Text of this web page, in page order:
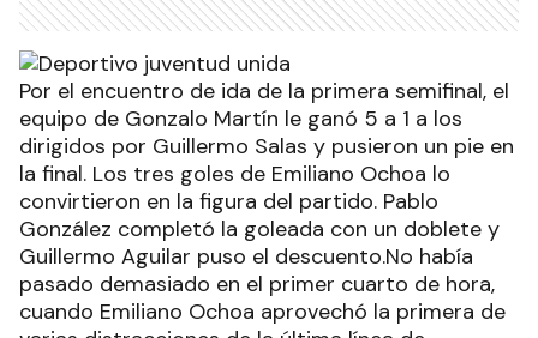
Por el encuentro de ida de la primera semifinal, el
equipo de Gonzalo Martín le ganó 5 a 1 a los
dirigidos por Guillermo Salas y pusieron un pie en
la final. Los tres goles de Emiliano Ochoa lo
convirtieron en la figura del partido. Pablo
González completó la goleada con un doblete y
Guillermo Aguilar puso el descuento.No había
pasado demasiado en el primer cuarto de hora,
cuando Emiliano Ochoa aprovechó la primera de